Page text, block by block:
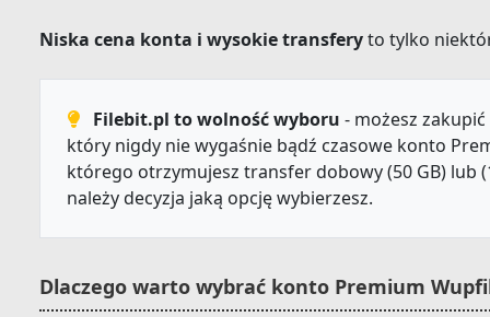
Niska cena konta i wysokie transferyto tylko
Filebit.pl to wolność wyboru - możesz
który nigdy nie wygaśnie bądź czasowe konto
którego otrzymujesz transfer dobowy (50 GB) lub
należy decyzja jaką opcję wybierzesz.
Dlaczego warto wybrać konto Premium